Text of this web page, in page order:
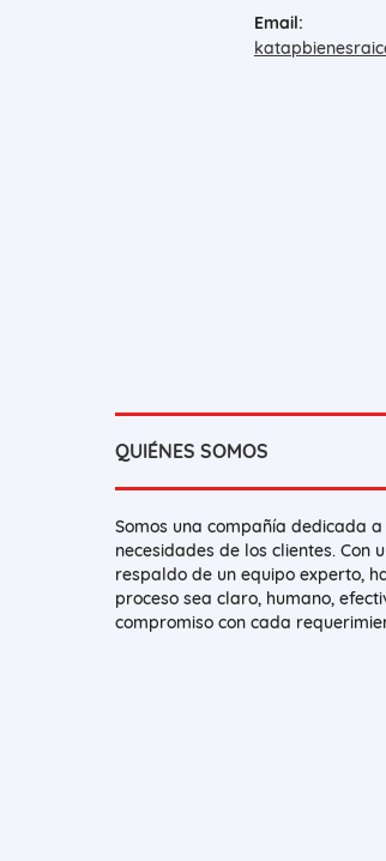
Email:
QUIÉNES SOMOS
Somos una compañía dedicada
necesidades de los clientes. Con
respaldo de un equipo experto,
proceso sea claro, humano,
compromiso con cada